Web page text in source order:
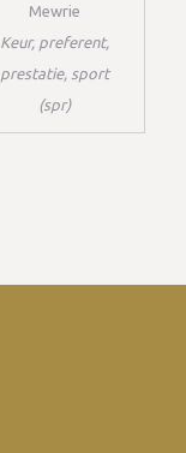
Mewrie
Keur, preferent,
prestatie, sport
(spr)